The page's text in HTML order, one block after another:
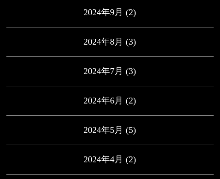
2024年9月 (2)
2024年8月 (3)
2024年7月 (3)
2024年6月 (2)
2024年5月 (5)
2024年4月 (2)